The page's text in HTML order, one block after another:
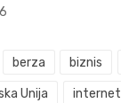
berza biznis
Unija internet